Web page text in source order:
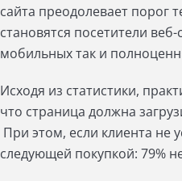
сайта преодолевает порог
становятся посетители
мобильных так и
Исходя из статистики,
что страница должна
При этом, если клиента не
следующей покупкой: 79%